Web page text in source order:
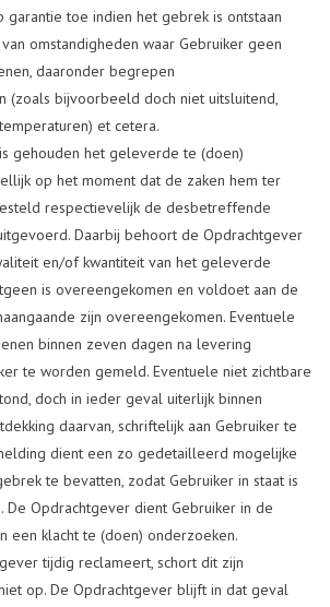
garantie toe indien het gebrek is ontstaan
omstandigheden waar Gebruiker geen
daaronder begrepen
(zoals bijvoorbeeld doch niet uitsluitend,
et cetera.
gehouden het geleverde te (doen)
op het moment dat de zaken hem ter
respectievelijk de desbetreffende
Daarbij behoort de Opdrachtgever
en/of kwantiteit van het geleverde
is overeengekomen en voldoet aan de
zijn overeengekomen. Eventuele
binnen zeven dagen na levering
te worden gemeld. Eventuele niet zichtbare
doch in ieder geval uiterlijk binnen
daarvan, schriftelijk aan Gebruiker te
dient een zo gedetailleerd mogelijke
te bevatten, zodat Gebruiker in staat is
De Opdrachtgever dient Gebruiker in de
een klacht te (doen) onderzoeken.
tijdig reclameert, schort dit zijn
op. De Opdrachtgever blijft in dat geval